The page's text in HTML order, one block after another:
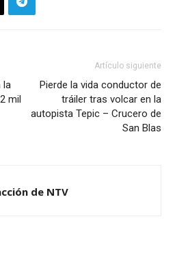
la
mil
Artículo siguiente
Pierde la vida conductor de
tráiler tras volcar en la
autopista Tepic – Crucero de
San Blas
de NTV